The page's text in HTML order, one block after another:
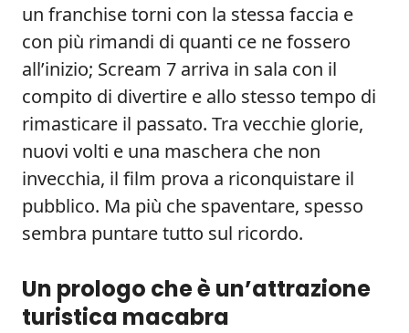
un franchise torni con la stessa faccia e
con più rimandi di quanti ce ne fossero
all’inizio; Scream 7 arriva in sala con il
compito di divertire e allo stesso tempo di
rimasticare il passato. Tra vecchie glorie,
nuovi volti e una maschera che non
invecchia, il film prova a riconquistare il
pubblico. Ma più che spaventare, spesso
sembra puntare tutto sul ricordo.
Un prologo che è un’attrazione
turistica macabra